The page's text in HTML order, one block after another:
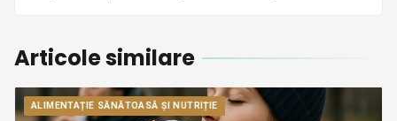
Articole similare
ALIMENTAȚIE SĂNĂTOASĂ ȘI NUTRIȚIE